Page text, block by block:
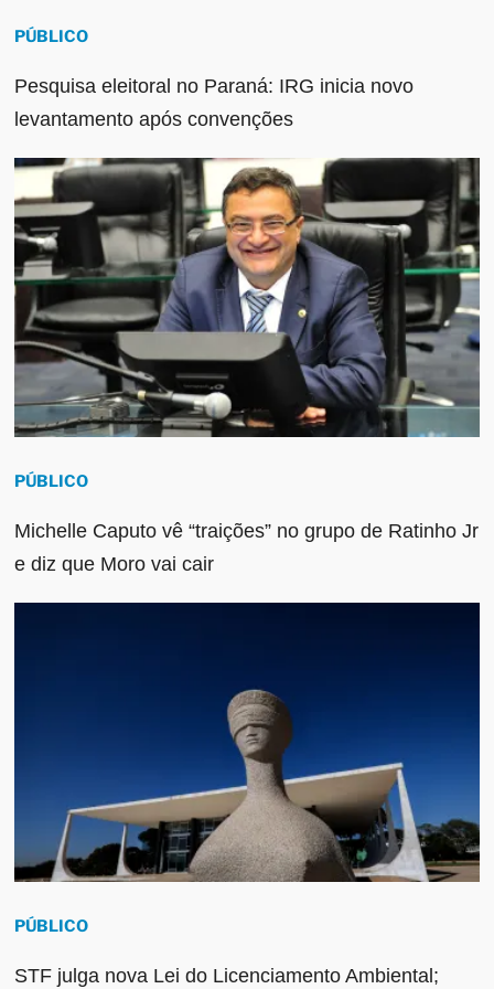
PÚBLICO
Pesquisa eleitoral no Paraná: IRG inicia novo
levantamento após convenções
PÚBLICO
Michelle Caputo vê “traições” no grupo de Ratinho Jr
e diz que Moro vai cair
PÚBLICO
STF julga nova Lei do Licenciamento Ambiental;